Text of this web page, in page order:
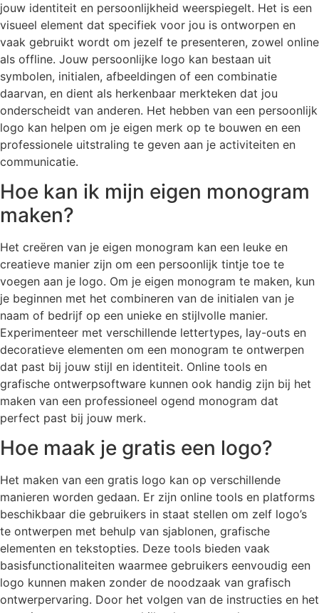
jouw identiteit en persoonlijkheid weerspiegelt. Het is een
visueel element dat specifiek voor jou is ontworpen en
vaak gebruikt wordt om jezelf te presenteren, zowel online
als offline. Jouw persoonlijke logo kan bestaan uit
symbolen, initialen, afbeeldingen of een combinatie
daarvan, en dient als herkenbaar merkteken dat jou
onderscheidt van anderen. Het hebben van een persoonlijk
logo kan helpen om je eigen merk op te bouwen en een
professionele uitstraling te geven aan je activiteiten en
communicatie.
Hoe kan ik mijn eigen monogram
maken?
Het creëren van je eigen monogram kan een leuke en
creatieve manier zijn om een persoonlijk tintje toe te
voegen aan je logo. Om je eigen monogram te maken, kun
je beginnen met het combineren van de initialen van je
naam of bedrijf op een unieke en stijlvolle manier.
Experimenteer met verschillende lettertypes, lay-outs en
decoratieve elementen om een monogram te ontwerpen
dat past bij jouw stijl en identiteit. Online tools en
grafische ontwerpsoftware kunnen ook handig zijn bij het
maken van een professioneel ogend monogram dat
perfect past bij jouw merk.
Hoe maak je gratis een logo?
Het maken van een gratis logo kan op verschillende
manieren worden gedaan. Er zijn online tools en platforms
beschikbaar die gebruikers in staat stellen om zelf logo’s
te ontwerpen met behulp van sjablonen, grafische
elementen en tekstopties. Deze tools bieden vaak
basisfunctionaliteiten waarmee gebruikers eenvoudig een
logo kunnen maken zonder de noodzaak van grafisch
ontwerpervaring. Door het volgen van de instructies en het